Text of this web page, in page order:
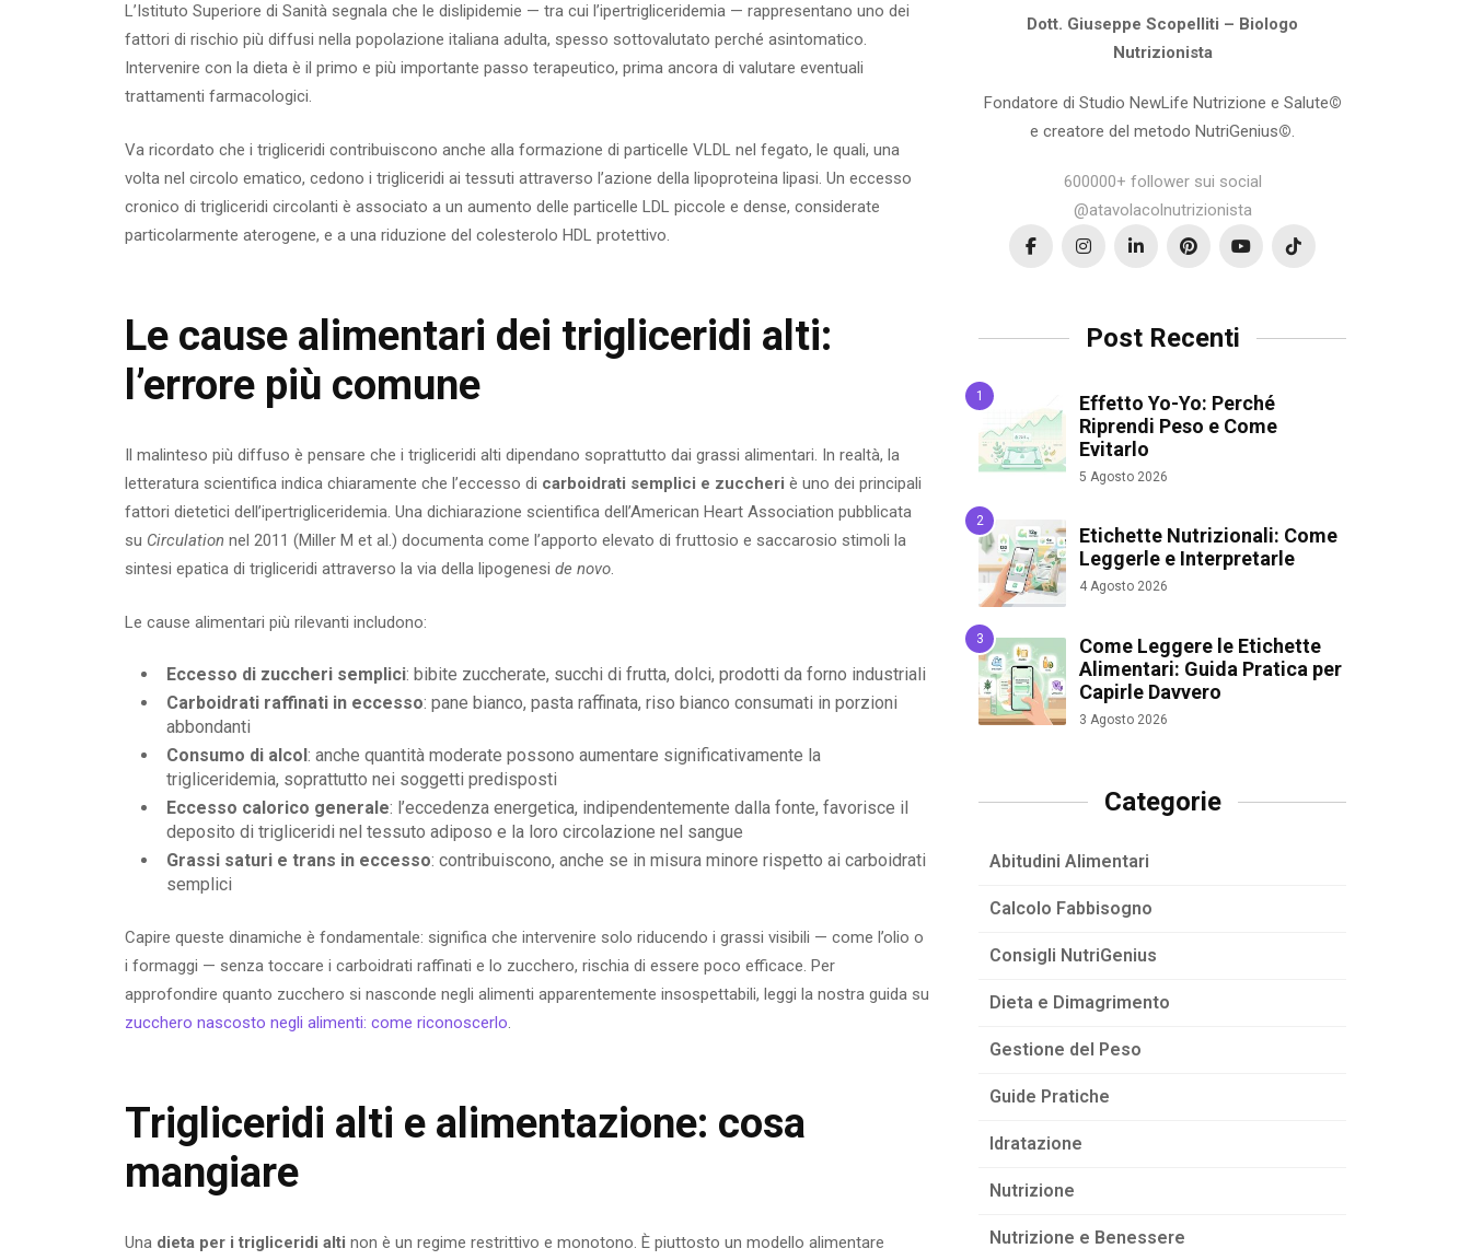
L’Istituto Superiore di Sanità segnala che le dislipidemie — tra cui l’ipertrigliceridemia — rappresentano uno dei
fattori di rischio più diffusi nella popolazione italiana adulta, spesso sottovalutato perché asintomatico.
Intervenire con la dieta è il primo e più importante passo terapeutico, prima ancora di valutare eventuali
trattamenti farmacologici.
Va ricordato che i trigliceridi contribuiscono anche alla formazione di particelle VLDL nel fegato, le quali, una
volta nel circolo ematico, cedono i trigliceridi ai tessuti attraverso l’azione della lipoproteina lipasi. Un eccesso
cronico di trigliceridi circolanti è associato a un aumento delle particelle LDL piccole e dense, considerate
particolarmente aterogene, e a una riduzione del colesterolo HDL protettivo.
Le cause alimentari dei trigliceridi alti:
l’errore più comune
Il malinteso più diffuso è pensare che i trigliceridi alti dipendano soprattutto dai grassi alimentari. In realtà, la
letteratura scientifica indica chiaramente che l’eccesso di carboidrati semplici e zuccheri è uno dei principali
fattori dietetici dell’ipertrigliceridemia. Una dichiarazione scientifica dell’American Heart Association pubblicata
su Circulation nel 2011 (Miller M et al.) documenta come l’apporto elevato di fruttosio e saccarosio stimoli la
sintesi epatica di trigliceridi attraverso la via della lipogenesi de novo.
Le cause alimentari più rilevanti includono:
Eccesso di zuccheri semplici: bibite zuccherate, succhi di frutta, dolci, prodotti da forno industriali
Carboidrati raffinati in eccesso: pane bianco, pasta raffinata, riso bianco consumati in porzioni
abbondanti
Consumo di alcol: anche quantità moderate possono aumentare significativamente la
trigliceridemia, soprattutto nei soggetti predisposti
Eccesso calorico generale: l’eccedenza energetica, indipendentemente dalla fonte, favorisce il
deposito di trigliceridi nel tessuto adiposo e la loro circolazione nel sangue
Grassi saturi e trans in eccesso: contribuiscono, anche se in misura minore rispetto ai carboidrati
semplici
Capire queste dinamiche è fondamentale: significa che intervenire solo riducendo i grassi visibili — come l’olio o
i formaggi — senza toccare i carboidrati raffinati e lo zucchero, rischia di essere poco efficace. Per
approfondire quanto zucchero si nasconde negli alimenti apparentemente insospettabili, leggi la nostra guida su
zucchero nascosto negli alimenti: come riconoscerlo
Trigliceridi alti e alimentazione: cosa
mangiare
Una dieta per i trigliceridi alti non è un regime restrittivo e monotono. È piuttosto un modello alimentare
Dott. Giuseppe Scopelliti – Biologo
Nutrizionista
Fondatore di Studio NewLife Nutrizione e Salute©
e creatore del metodo NutriGenius©.
600000+ follower sui social
@atavolacolnutrizionista
Post Recenti
Effetto Yo-Yo: Perché
Riprendi Peso e Come
Evitarlo
5 Agosto 2026
Etichette Nutrizionali: Come
Leggerle e Interpretarle
4 Agosto 2026
Come Leggere le Etichette
Alimentari: Guida Pratica per
Capirle Davvero
3 Agosto 2026
Categorie
Abitudini Alimentari
Calcolo Fabbisogno
Consigli NutriGenius
Dieta e Dimagrimento
Gestione del Peso
Guide Pratiche
Idratazione
Nutrizione
Nutrizione e Benessere